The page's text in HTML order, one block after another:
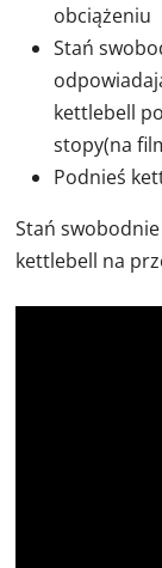
obciążeniu
Stań
kettlebell
stopy(na
Podnieś
Stań
kettlebell na